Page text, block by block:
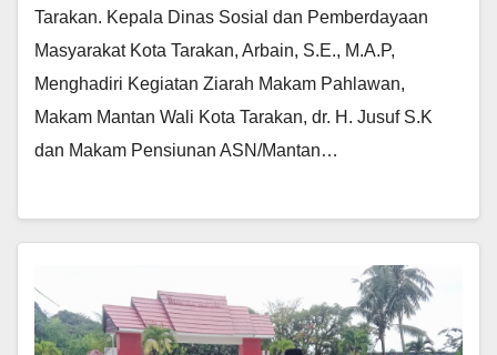
Tarakan. Kepala Dinas Sosial dan Pemberdayaan
Masyarakat Kota Tarakan, Arbain, S.E., M.A.P,
Menghadiri Kegiatan Ziarah Makam Pahlawan,
Makam Mantan Wali Kota Tarakan, dr. H. Jusuf S.K
dan Makam Pensiunan ASN/Mantan…